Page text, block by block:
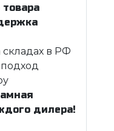
товара
складах в РФ
дилера!